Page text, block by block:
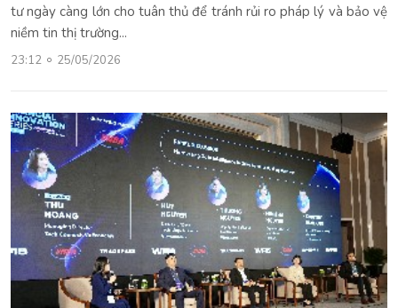
tư ngày càng lớn cho tuân thủ để tránh rủi ro pháp lý và bảo vệ
niềm tin thị trường...
23:12 25/05/2026